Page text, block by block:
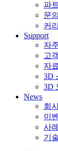
파
문
커
Support
자
고
자
3D
3D
News
회
이
사
기